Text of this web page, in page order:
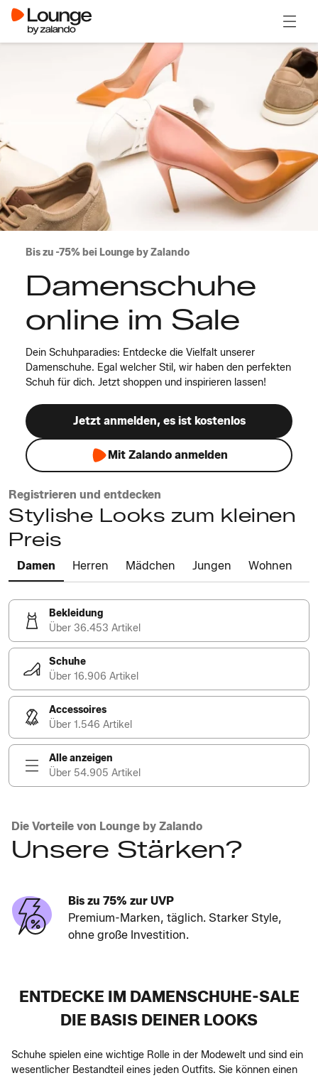
Bis zu -75% bei Lounge by Zalando
Damenschuhe
online im Sale
Dein Schuhparadies: Entdecke die Vielfalt unserer
Damenschuhe. Egal welcher Stil, wir haben den perfekten
Schuh für dich. Jetzt shoppen und inspirieren lassen!
Jetzt anmelden, es ist kostenlos
Mit Zalando anmelden
Registrieren und entdecken
Stylishe Looks zum kleinen
Preis
Damen Herren Mädchen Jungen Wohnen
Bekleidung
Über 36.453 Artikel
Schuhe
Über 16.906 Artikel
Accessoires
Über 1.546 Artikel
Alle anzeigen
Über 54.905 Artikel
Die Vorteile von Lounge by Zalando
Unsere Stärken?
Bis zu 75% zur UVP
Premium-Marken, täglich. Starker Style,
ohne große Investition.
ENTDECKE IM DAMENSCHUHE-SALE
DIE BASIS DEINER LOOKS
Schuhe spielen eine wichtige Rolle in der Modewelt und sind ein
wesentlicher Bestandteil eines jeden Outfits. Sie können einen